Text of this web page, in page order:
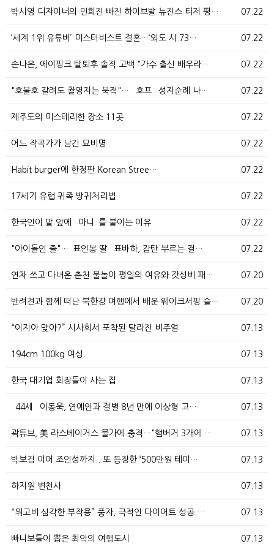
07.22
박시영 디자이너의 민희진 빠진 하이브발 뉴진스 티저 평…
07.22
‘세계 1위 유튜버’ 미스터비스트 결혼…‘외도 시 73…
07.22
손나은, 에이핑크 탈퇴후 솔직 고백 "가수 출신 배우라…
07.22
"호불호 갈려도 촬영지는 북적"… `호프` 성지순례 나…
07.22
제주도의 미스테리한 장소 11곳
07.22
어느 작곡가가 남긴 묘비명
07.22
Habit burger에 한정판 Korean Stree…
07.22
17세기 유럽 귀족 방귀처리법
07.22
한국인이 말 앞에 `아니`를 붙이는 이유
07.22
"아이돌인 줄"…`표인봉 딸` 표바하, 감탄 부르는 걸…
07.20
연차 쓰고 다녀온 춘천 물놀이 평일의 여유와 갓성비 패…
07.20
반려견과 함께 떠난 북한강 여행에서 배운 웨이크서핑 슬…
07.13
“이지아 맞아?” 시사회서 포착된 달라진 비주얼
07.13
194cm 100kg 여성.
07.13
한국 대기업 회장들이 사는 집
07.13
`44세` 이동욱, 연예인과 결별 8년 만에 이상형 고…
07.13
곽튜브, 美 라스베이거스 물가에 충격…"햄버거 3개에 …
07.13
박보검 이어 조인성까지...또 등장한 ‘500만원 테이…
07.13
하지원 변천사
07.13
“위고비 심각한 부작용” 풍자, 극적인 다이어트 성공.…
07.13
빠니보틀이 뽑은 최악의 여행도시